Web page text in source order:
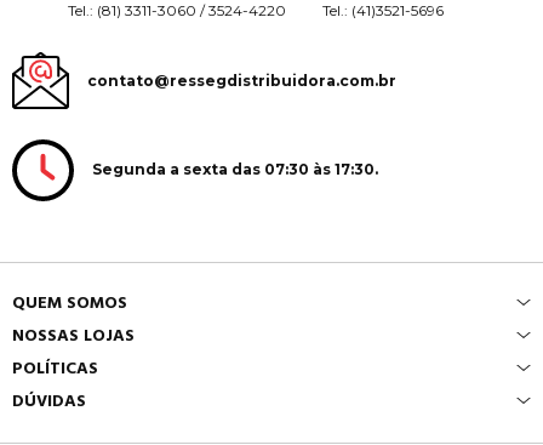
Tel.: (81) 3311-3060 / 3524-4220
Tel.: (41)3521-5696
contato@ressegdistribuidora.com.br
Segunda a sexta das 07:30 às 17:30.
QUEM SOMOS
NOSSAS LOJAS
POLÍTICAS
DÚVIDAS